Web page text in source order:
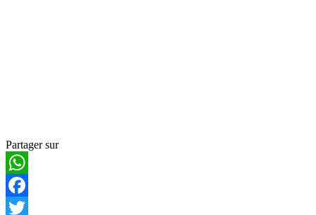
Partager sur
WhatsApp
Facebook